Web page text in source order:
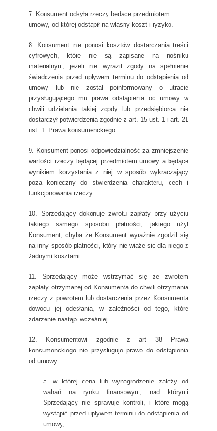
7. Konsument odsyła rzeczy będące przedmiotem
umowy, od której odstąpił na własny koszt i ryzyko.
8. Konsument nie ponosi kosztów dostarczania treści
cyfrowych, które nie są zapisane na nośniku
materialnym, jeżeli nie wyraził zgody na spełnienie
świadczenia przed upływem terminu do odstąpienia od
umowy lub nie został poinformowany o utracie
przysługującego mu prawa odstąpienia od umowy w
chwili udzielania takiej zgody lub przedsiębiorca nie
dostarczył potwierdzenia zgodnie z art. 15 ust. 1 i art. 21
ust. 1. Prawa konsumenckiego.
9. Konsument ponosi odpowiedzialność za zmniejszenie
wartości rzeczy będącej przedmiotem umowy a będące
wynikiem korzystania z niej w sposób wykraczający
poza konieczny do stwierdzenia charakteru, cech i
funkcjonowania rzeczy.
10. Sprzedający dokonuje zwrotu zapłaty przy użyciu
takiego samego sposobu płatności, jakiego użył
Konsument, chyba że Konsument wyraźnie zgodził się
na inny sposób płatności, który nie wiąże się dla niego z
żadnymi kosztami.
11. Sprzedający może wstrzymać się ze zwrotem
zapłaty otrzymanej od Konsumenta do chwili otrzymania
rzeczy z powrotem lub dostarczenia przez Konsumenta
dowodu jej odesłania, w zależności od tego, które
zdarzenie nastąpi wcześniej.
12. Konsumentowi zgodnie z art 38 Prawa
konsumenckiego nie przysługuje prawo do odstąpienia
od umowy:
a. w której cena lub wynagrodzenie zależy od
wahań na rynku finansowym, nad którymi
Sprzedający nie sprawuje kontroli, i które mogą
wystąpić przed upływem terminu do odstąpienia od
umowy;